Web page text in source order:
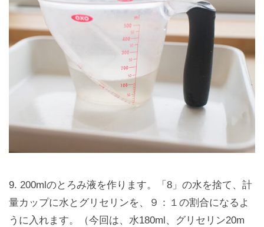
9. 200mlのとろみ液を作ります。「8」の水を捨て、計
量カップに水とグリセリンを、９：１の割合になるよ
うに入れます。（今回は、水180ml、グリセリン20m